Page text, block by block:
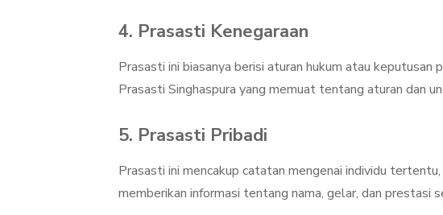
4. Prasasti Kenegaraan
Prasasti ini biasanya berisi aturan hukum atau
Prasasti Singhaspura yang memuat tentang aturan dan
5. Prasasti Pribadi
Prasasti ini mencakup catatan mengenai individu
memberikan informasi tentang nama, gelar, dan prestasi